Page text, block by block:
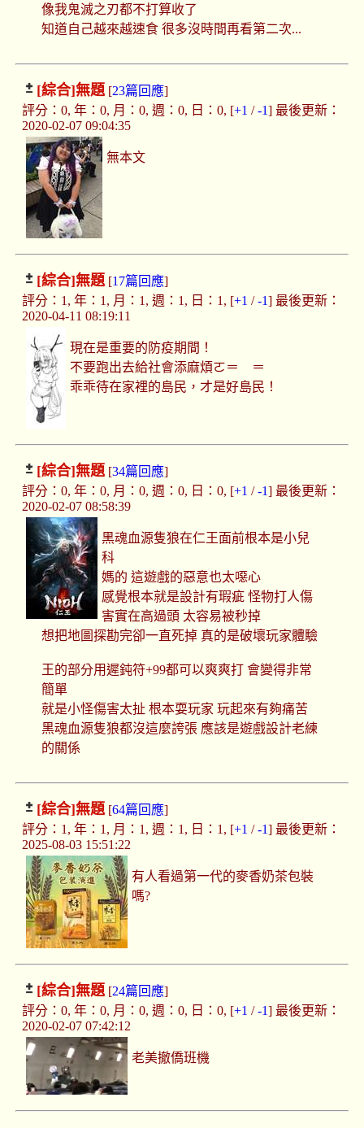
像我鬼滅之刃都不打算收了
知道自己越來越速食 很多沒時間再看第二次...
[綜合]無題[23篇回應]
評分：0, 年：0, 月：0, 週：0, 日：0, [+1 /-1] 最後更新：
2020-02-07 09:04:35
無本文
[綜合]無題[17篇回應]
評分：1, 年：1, 月：1, 週：1, 日：1, [+1 /-1] 最後更新：
2020-04-11 08:19:11
現在是重要的防疫期間！
不要跑出去給社會添麻煩ㄛ＝ ＝
乖乖待在家裡的島民，才是好島民！
[綜合]無題[34篇回應]
評分：0, 年：0, 月：0, 週：0, 日：0, [+1 /-1] 最後更新：
2020-02-07 08:58:39
黑魂血源隻狼在仁王面前根本是小兒
科
媽的 這遊戲的惡意也太噁心
感覺根本就是設計有瑕疵 怪物打人傷
害實在高過頭 太容易被秒掉
想把地圖探勘完卻一直死掉 真的是破壞玩家體驗
王的部分用遲鈍符+99都可以爽爽打 會變得非常
簡單
就是小怪傷害太扯 根本耍玩家 玩起來有夠痛苦
黑魂血源隻狼都沒這麼誇張 應該是遊戲設計老練
的關係
[綜合]無題[64篇回應]
評分：1, 年：1, 月：1, 週：1, 日：1, [+1 /-1] 最後更新：
2025-08-03 15:51:22
有人看過第一代的麥香奶茶包裝
嗎?
[綜合]無題[24篇回應]
評分：0, 年：0, 月：0, 週：0, 日：0, [+1 /-1] 最後更新：
2020-02-07 07:42:12
老美撤僑班機